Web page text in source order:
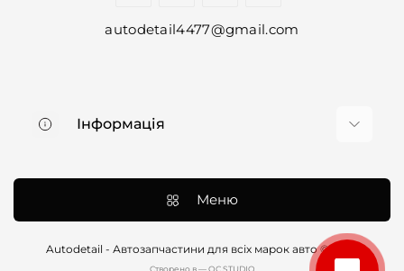
autodetail4477@gmail.com
Інформація
Контакти
Договір оферти
Меню
Autodetail - Автозапчастини для всіх марок авто © 2026
Cтворено в — OC STUDIO